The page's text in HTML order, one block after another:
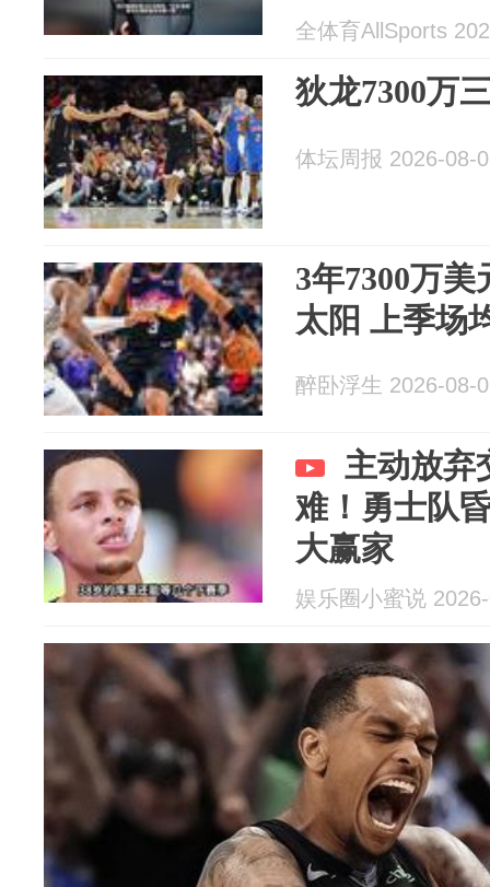
全体育AllSports
狄龙7300万
体坛周报 2026-08-
3年7300万
太阳 上季场
醉卧浮生 2026-08-
主动放弃
难！勇士队
大赢家
娱乐圈小蜜说